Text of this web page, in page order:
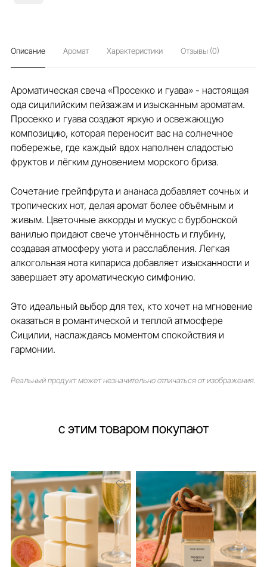
Описание Аромат Характеристики Отзывы (0)
Ароматическая свеча «Просекко и гуава» - настоящая
ода сицилийским пейзажам и изысканным ароматам.
Просекко и гуава создают яркую и освежающую
композицию, которая переносит вас на солнечное
побережье, где каждый вдох наполнен сладостью
фруктов и лёгким дуновением морского бриза.
Сочетание грейпфрута и ананаса добавляет сочных и
тропических нот, делая аромат более объёмным и
живым. Цветочные аккорды и мускус с бурбонской
ванилью придают свече утончённость и глубину,
создавая атмосферу уюта и расслабления. Легкая
алкогольная нота кипариса добавляет изысканности и
завершает эту ароматическую симфонию.
Это идеальный выбор для тех, кто хочет на мгновение
оказаться в романтической и теплой атмосфере
Сицилии, наслаждаясь моментом спокойствия и
гармонии.
Реальный продукт может незначительно отличаться от изображения.
с этим товаром покупают